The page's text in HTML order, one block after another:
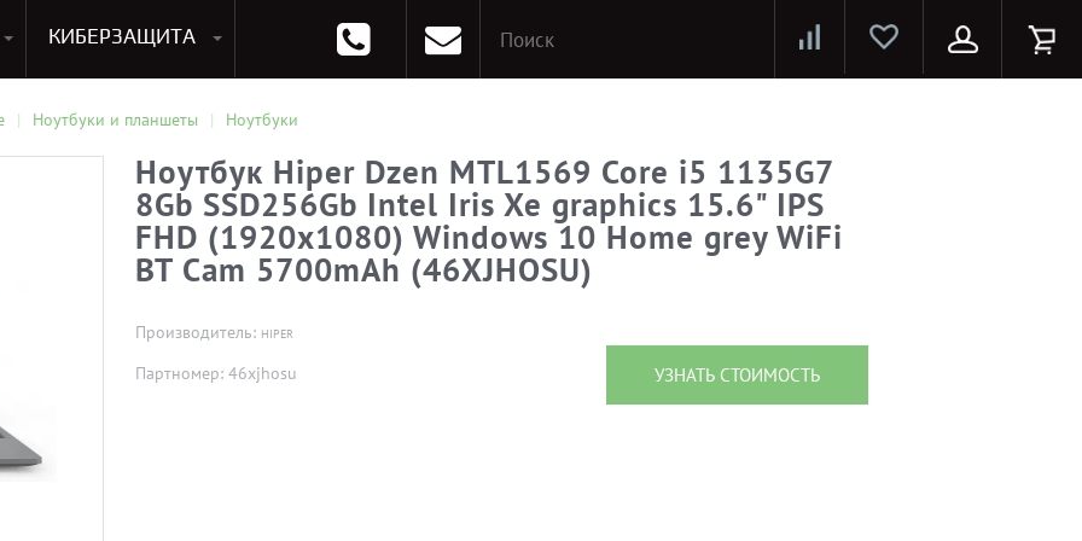
КИБЕРЗАЩИТА
Ноутбуки и планшеты Ноутбуки
Ноутбук Hiper Dzen MTL1569 Core i5 1135G7
8Gb SSD256Gb Intel Iris Xe graphics 15.6" IPS
FHD (1920x1080) Windows 10 Home grey WiFi
BT Cam 5700mAh (46XJHOSU)
Производитель: HIPER
Партномер: 46xjhosu УЗНАТЬ СТОИМОСТЬ